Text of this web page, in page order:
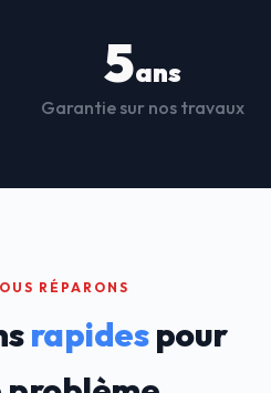
5ans
Garantie sur nos travaux
RÉPARONS
rapidespour